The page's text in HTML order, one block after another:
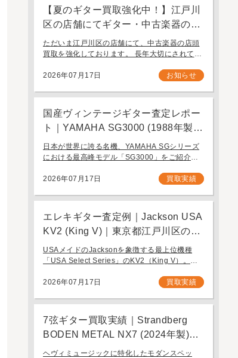
【夏のギター買取強化中！】江戸川
区の店舗にてギター・中古楽器の店
頭買取・持ち込み査定を強化してお
ります。
ただいま江戸川区の店舗にて、中古楽器の店頭
買取を強化しております。 長年大切にされてき
伝いをさせてください。 お近く（東京都内・千
2026年07月17日 お知らせ
国産ヴィンテージギター査定レポー
ト｜YAMAHA SG3000 (1988年製)
｜千葉県野田市のお客様より店舗に
て買取
日本が世界に誇る名機、YAMAHA SGシリーズ
における最高峰モデル「SG3000」をご紹介し
と豪華なルックスで国内外問わず多くのギタリ
2026年07月17日 買取実績
エレキギター査定例｜Jackson USA
KV2 (King V)｜東京都江戸川区のお
客様より店舗にて買取
USAメイドのJacksonを象徴する最上位機種
「USA Select Series」のKV2（King V）。ハ
にわたり愛され続ける、鋭角なフォルムと洗練
2026年07月17日 買取実績
7弦ギター買取実績｜Strandberg
BODEN METAL NX7 (2024年製)｜
東京都江戸川区より店舗にご来店
ヘヴィミュージックに特化したモダンスペッ